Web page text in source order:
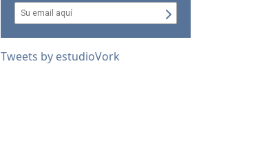
Tweets by estudioVork